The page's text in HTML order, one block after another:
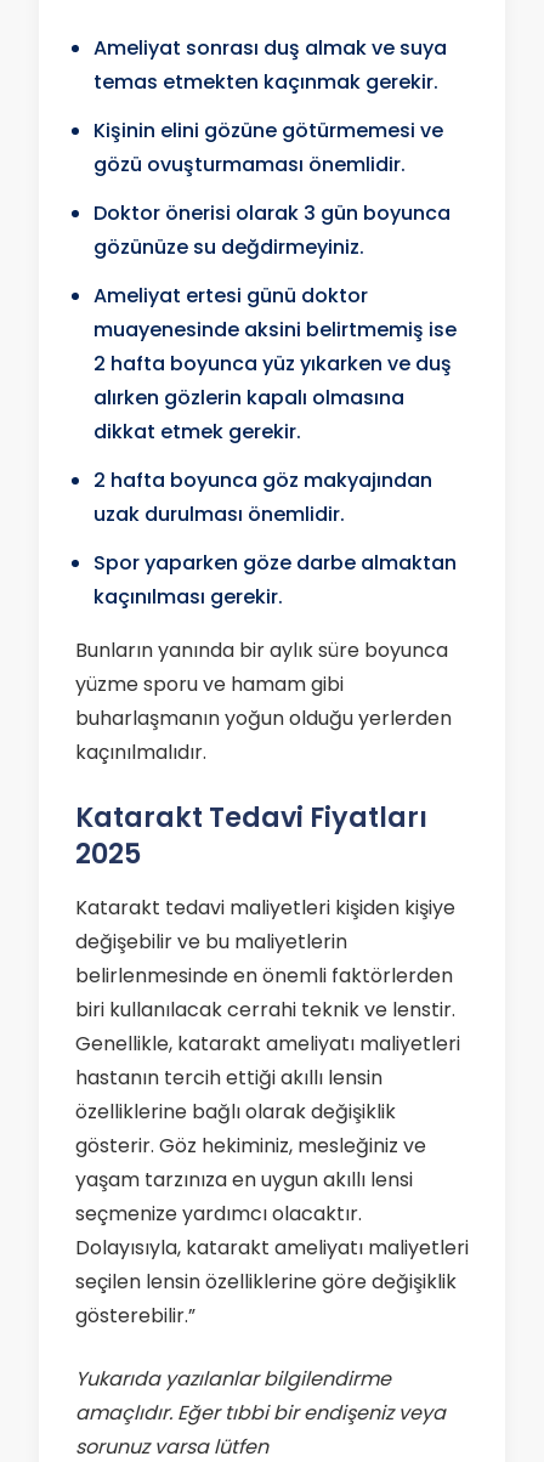
Ameliyat sonrası duş almak ve suya
temas etmekten kaçınmak gerekir.
Kişinin elini gözüne götürmemesi ve
gözü ovuşturmaması önemlidir.
Doktor önerisi olarak 3 gün boyunca
gözünüze su değdirmeyiniz.
Ameliyat ertesi günü doktor
muayenesinde aksini belirtmemiş ise
2 hafta boyunca yüz yıkarken ve duş
alırken gözlerin kapalı olmasına
dikkat etmek gerekir.
2 hafta boyunca göz makyajından
uzak durulması önemlidir.
Spor yaparken göze darbe almaktan
kaçınılması gerekir.
Bunların yanında bir aylık süre boyunca
yüzme sporu ve hamam gibi
buharlaşmanın yoğun olduğu yerlerden
kaçınılmalıdır.
Katarakt Tedavi Fiyatları
2025
Katarakt tedavi maliyetleri kişiden kişiye
değişebilir ve bu maliyetlerin
belirlenmesinde en önemli faktörlerden
biri kullanılacak cerrahi teknik ve lenstir.
Genellikle, katarakt ameliyatı maliyetleri
hastanın tercih ettiği akıllı lensin
özelliklerine bağlı olarak değişiklik
gösterir. Göz hekiminiz, mesleğiniz ve
yaşam tarzınıza en uygun akıllı lensi
seçmenize yardımcı olacaktır.
Dolayısıyla, katarakt ameliyatı maliyetleri
seçilen lensin özelliklerine göre değişiklik
gösterebilir.”
Yukarıda yazılanlar bilgilendirme
amaçlıdır. Eğer tıbbi bir endişeniz veya
sorunuz varsa lütfen